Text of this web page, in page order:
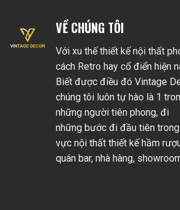
VỀ CHÚNG TÔI
Với xu thế thiết kế nội thất
cách Retro hay cổ điển hiện
Biết được điều đó Vintage
chúng tôi luôn tự hào là 1
những người tiên phong, đi
những bước đi đầu tiên
vực nội thất thiết kế hầm
quán bar, nhà hàng,